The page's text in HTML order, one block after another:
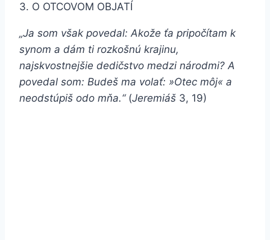
3. O OTCOVOM OBJATÍ
„Ja som však povedal: Akože ťa pripočítam k
synom a dám ti rozkošnú krajinu,
najskvostnejšie dedičstvo medzi národmi? A
povedal som: Budeš ma volať: »Otec môj« a
neodstúpiš odo mňa.“(Jeremiáš 3, 19)